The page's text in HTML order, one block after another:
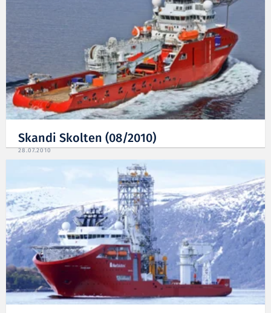
Skandi Skolten (08/2010)
28.07.2010